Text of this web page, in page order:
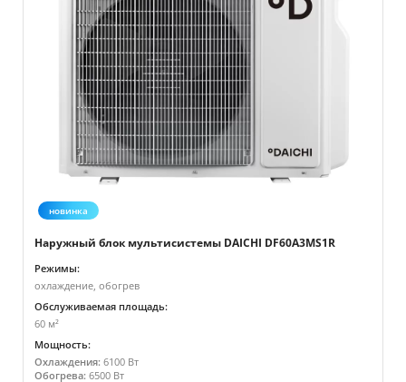
новинка
Наружный блок мультисистемы DAICHI DF60A3MS1R
Режимы:
охлаждение, обогрев
Обслуживаемая площадь:
60 м²
Мощность:
Охлаждения: 6100 Вт
Обогрева: 6500 Вт